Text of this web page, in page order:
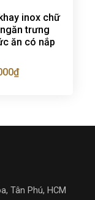
inox chữ
trưng
ăn có nắp
₫
Tân Phú, HCM